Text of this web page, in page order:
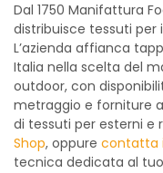
Dal 1750 Manifattura
distribuisce tessuti
L’azienda affianca
Italia nella scelta del
outdoor, con
metraggio e forniture
di tessuti per esterni e
Shop, oppure contatta
tecnica dedicata al